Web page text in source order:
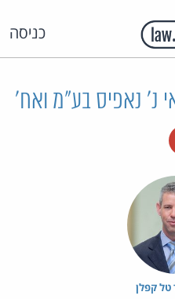
כניסה
טל קפלן